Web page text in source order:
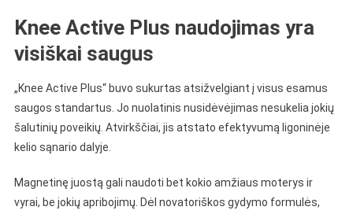
Knee Active Plus naudojimas yra
visiškai saugus
„Knee Active Plus“ buvo sukurtas atsižvelgiant į visus esamus
saugos standartus. Jo nuolatinis nusidėvėjimas nesukelia jokių
šalutinių poveikių. Atvirkščiai, jis atstato efektyvumą ligoninėje
kelio sąnario dalyje.
Magnetinę juostą gali naudoti bet kokio amžiaus moterys ir
vyrai, be jokių apribojimų. Dėl novatoriškos gydymo formulės,